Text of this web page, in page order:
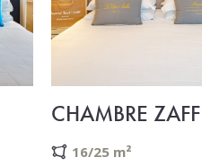
CHAMBRE
16/25 m²